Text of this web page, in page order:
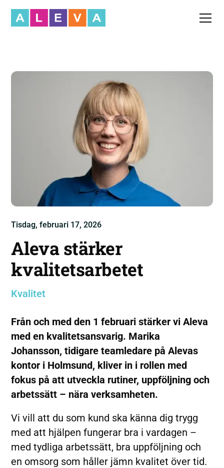
Tisdag, februari 17, 2026
Aleva stärker
kvalitetsarbetet
Kvalitet
Från och med den 1 februari stärker vi Aleva
med en kvalitetsansvarig. Marika
Johansson, tidigare teamledare på Alevas
kontor i Holmsund, kliver in i rollen med
fokus på att utveckla rutiner, uppföljning och
arbetssätt – nära verksamheten.
Vi vill att du som kund ska känna dig trygg
med att hjälpen fungerar bra i vardagen –
med tydliga arbetssätt, bra uppföljning och
en omsorg som håller jämn kvalitet över tid.